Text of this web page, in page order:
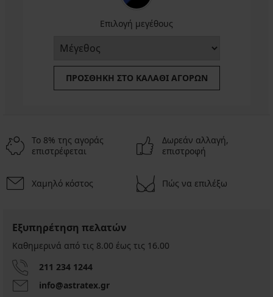
Επιλογή μεγέθους
ΠΡΟΣΘΉΚΗ ΣΤΟ ΚΑΛΆΘΙ ΑΓΟΡΏΝ
Το 8% της αγοράς
επιστρέφεται
Δωρεάν αλλαγή,
επιστροφή
Χαμηλό κόστος Πώς να επιλέξω
Εξυπηρέτηση πελατών
Καθημερινά από τις 8.00 έως τις 16.00
211 234 1244
info@astratex.gr